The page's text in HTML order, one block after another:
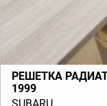
РЕШЕТКА
1999